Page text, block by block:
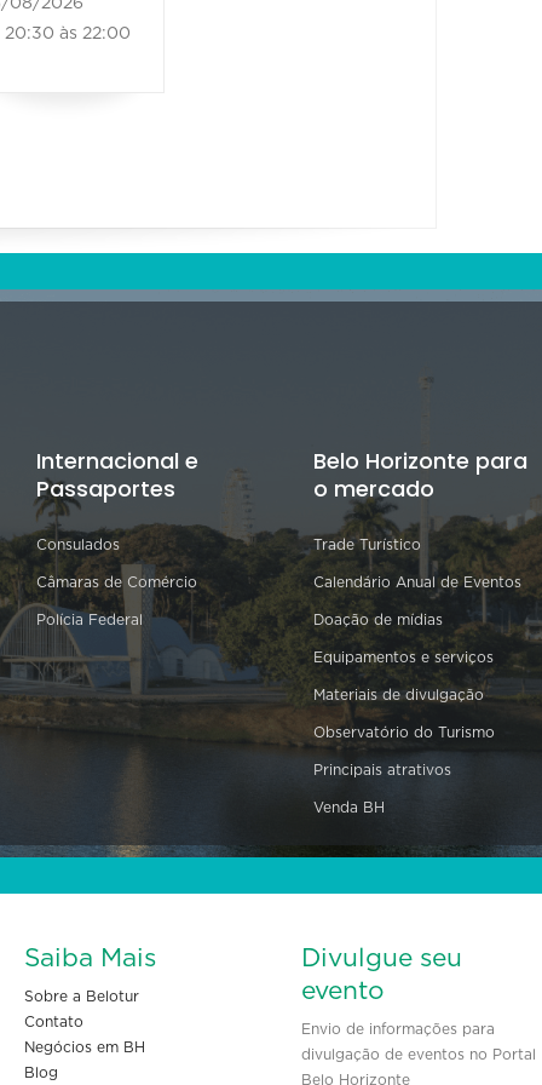
08/2026
às 22:00
Internacional e
Passaportes
Consulados
Câmaras de Comércio
Polícia Federal
Belo Horizonte para
o mercado
Trade Turístico
Calendário Anual de Eventos
Doação de mídias
Equipamentos e serviços
Materiais de divulgação
Observatório do Turismo
Principais atrativos
Venda BH
Saiba Mais
Sobre a Belotur
Contato
Negócios em BH
Blog
Divulgue seu
evento
Envio de informações para
divulgação de eventos no Portal
Belo Horizonte